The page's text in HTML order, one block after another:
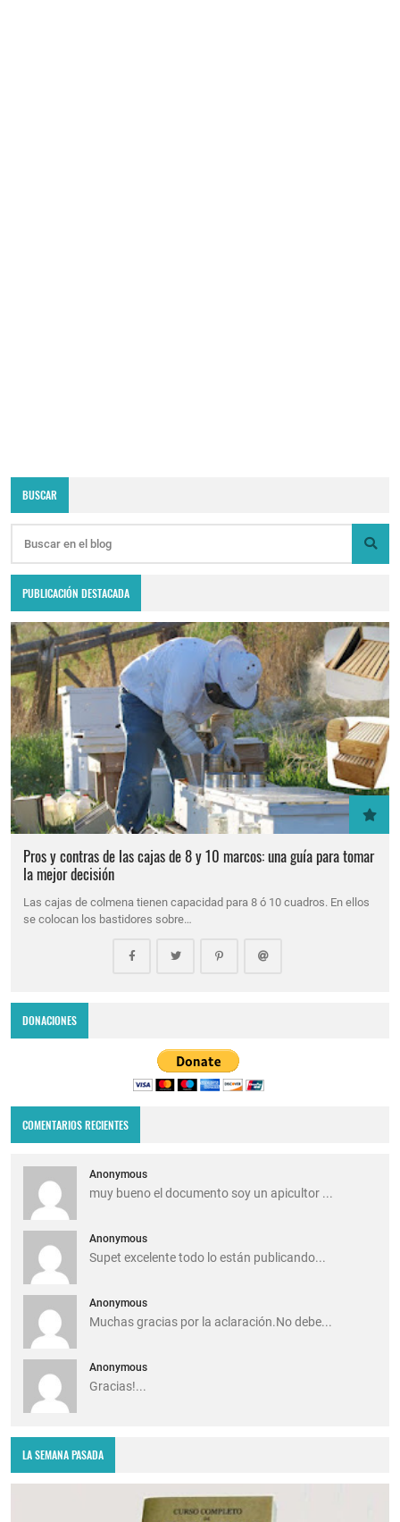
BUSCAR
PUBLICACIÓN DESTACADA
Pros y contras de las cajas de 8 y 10 marcos: una guía para tomar
la mejor decisión
Las cajas de colmena tienen capacidad para 8 ó 10 cuadros. En ellos
se colocan los bastidores sobre…
DONACIONES
COMENTARIOS RECIENTES
Anonymous
muy bueno el documento soy un apicultor ...
Anonymous
Supet excelente todo lo están publicando...
Anonymous
Muchas gracias por la aclaración.No debe...
Anonymous
Gracias!...
LA SEMANA PASADA